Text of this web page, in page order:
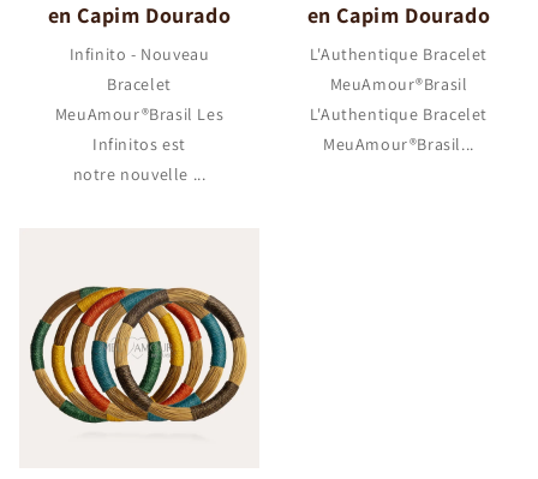
en Capim Dourado
Infinito - Nouveau
Bracelet
MeuAmour®Brasil Les
Infinitos est
notre nouvelle ...
en Capim Dourado
L'Authentique Bracelet
MeuAmour®Brasil
L'Authentique Bracelet
MeuAmour®Brasil...